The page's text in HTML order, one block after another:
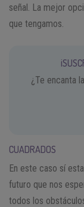
señal. La mejor
que tengamos.
¿Te encanta
CUADRADOS
En este caso sí
futuro que nos
todos los